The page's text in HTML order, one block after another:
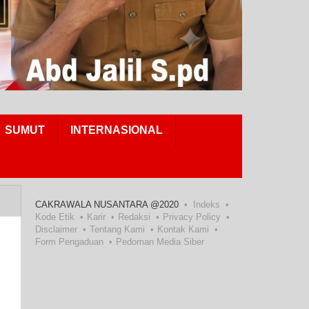
SUMUT INTERNASIONAL
CAKRAWALA NUSANTARA @2020
Indeks
Kode Etik
Karir Redaksi
Privacy Policy
Disclaimer
Tentang Kami
Kontak Kami
Form Pengaduan
Pedoman Media Siber